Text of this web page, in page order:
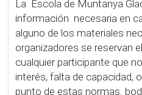
La Escola de Muntanya
información necesaria en
alguno de los materiales
organizadores se reservan
cualquier participante que
interés, falta de capacidad,
punto de estas normas.